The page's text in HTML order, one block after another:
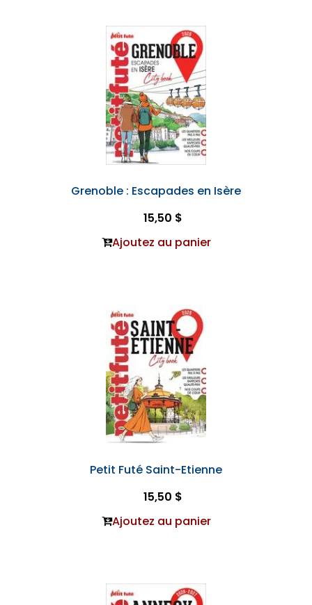
Grenoble : Escapades en Isère
15,50 $
Ajoutez au panier
Petit Futé Saint-Etienne
15,50 $
Ajoutez au panier